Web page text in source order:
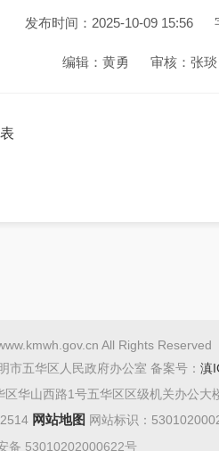
发布时间：2025-10-09 15:56
编辑：黄勇 审核：张琰
All Rights Reserved
市五华区人民政府办公室 备案号： 滇
区华山西路1号五华区区级机关办公大
网站地图 网站标识：
备 53010202000622号